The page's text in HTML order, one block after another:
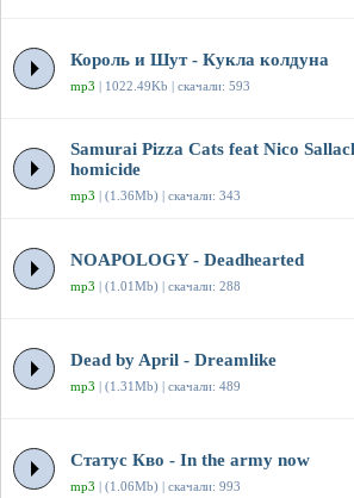
Король и Шут - Кукла колдуна
mp3 | 1022.49Kb | скачали: 593
Samurai Pizza Cats feat Nico
homicide
mp3 | (1.36Mb) | скачали: 343
NOAPOLOGY - Deadhearted
mp3 | (1.01Mb) | скачали: 288
Dead by April - Dreamlike
mp3 | (1.31Mb) | скачали: 489
Статус Кво - In the army now
mp3 | (1.06Mb) | скачали: 993